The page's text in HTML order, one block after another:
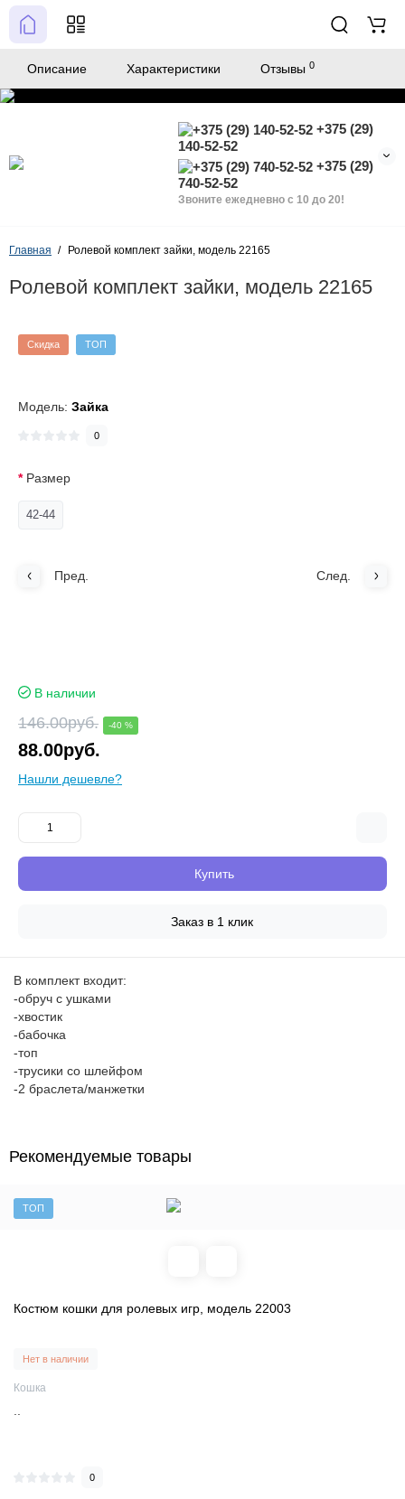
+375 (29)
140-52-52
+375 (29)
740-52-52
Звоните ежедневно с 10 до 20!
Главная Ролевой комплект зайки, модель 22165
Ролевой комплект зайки, модель 22165
Скидка ТОП
Модель: Зайка
0
Размер
42-44
Пред. След.
В наличии
146.00руб. -40 %
88.00руб.
Нашли дешевле?
Купить
Заказ в 1 клик
Описание Характеристики Отзывы 0
В комплект входит:
-обруч с ушками
-хвостик
-бабочка
-топ
-трусики со шлейфом
-2 браслета/манжетки
Рекомендуемые товары
ТОП
Костюм кошки для ролевых игр, модель 22003
Нет в наличии
Кошка
0